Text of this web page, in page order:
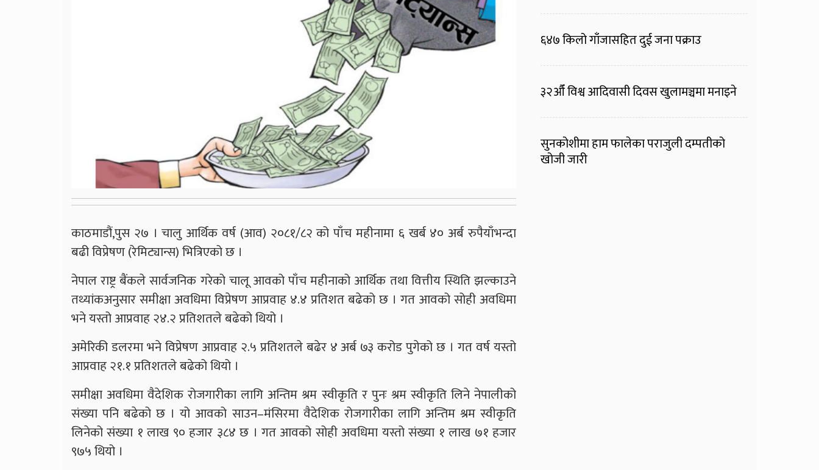
काठमाडौं,पुस २७ । चालु आर्थिक वर्ष (आव) २०८१/८२ को पाँच महीनामा ६ खर्ब ४० अर्ब रुपैयाँभन्दा
बढी विप्रेषण (रेमिट्यान्स) भित्रिएको छ ।
नेपाल राष्ट्र बैंकले सार्वजनिक गरेको चालू आवको पाँच महीनाको आर्थिक तथा वित्तीय स्थिति झल्काउने
तथ्यांकअनुसार समीक्षा अवधिमा विप्रेषण आप्रवाह ४.४ प्रतिशत बढेको छ । गत आवको सोही अवधिमा
भने यस्तो आप्रवाह २४.२ प्रतिशतले बढेको थियो ।
अमेरिकी डलरमा भने विप्रेषण आप्रवाह २.५ प्रतिशतले बढेर ४ अर्ब ७३ करोड पुगेको छ । गत वर्ष यस्तो
आप्रवाह २१.१ प्रतिशतले बढेको थियो ।
समीक्षा अवधिमा वैदेशिक रोजगारीका लागि अन्तिम श्रम स्वीकृति र पुनः श्रम स्वीकृति लिने नेपालीको
संख्या पनि बढेको छ । यो आवको साउन–मंसिरमा वैदेशिक रोजगारीका लागि अन्तिम श्रम स्वीकृति
लिनेको संख्या १ लाख ९० हजार ३८४ छ । गत आवको सोही अवधिमा यस्तो संख्या १ लाख ७१ हजार
९७५ थियो ।
६४७ किलो गाँजासहित दुई जना पक्राउ
३२औँ विश्व आदिवासी दिवस खुलामञ्चमा मनाइने
सुनकोशीमा हाम फालेका पराजुली दम्पतीको
खोजी जारी